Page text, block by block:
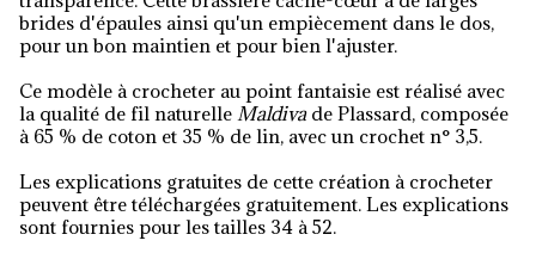
brides d'épaules ainsi qu'un empiècement dans le dos,
pour un bon maintien et pour bien l'ajuster.
Ce modèle à crocheter au point fantaisie est réalisé avec
la qualité de fil naturelle Maldivade Plassard, composée
à 65 % de coton et 35 % de lin, avec un crochet n° 3,5.
Les explications gratuites de cette création à crocheter
peuvent être téléchargées gratuitement. Les explications
sont fournies pour les tailles 34 à 52.